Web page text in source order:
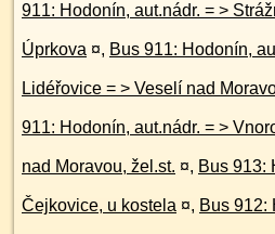
911: Hodonín, aut.nádr. = > Strážnice, škola = > Strážnice,
Úprkova ¤, Bus 911: Hodonín,
Lidéřovice = > Veselí nad
911: Hodonín, aut.nádr. = > Vnorovy, Lidéřovice = > Veselí
nad Moravou, žel.st. ¤, Bus 913:
Čejkovice, u kostela ¤, Bus 912: